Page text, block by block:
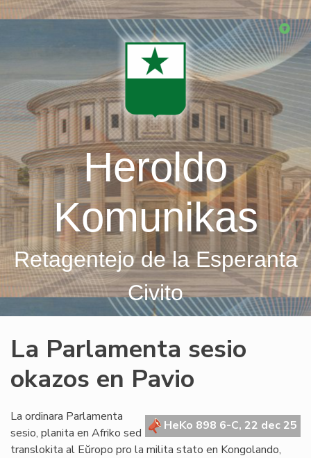
Skip
Heroldo
Komunikas
Retagentejo de la Esperanta
Civito
La Parlamenta sesio
okazos en Pavio
HeKo 898 6-C, 22 dec 25
La ordinara Parlamenta
sesio, planita en Afriko sed
translokita al Eŭropo pro la milita stato en Kongolando,